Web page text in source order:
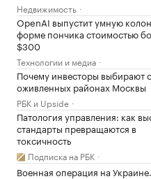
Недвижимость
OpenAI выпустит умную
форме пончика стоимостью
$300
Технологии и медиа
Почему инвесторы выбирают
оживленных районах Москвы
РБК и Upside
Патология управления: как
стандарты превращаются в
токсичность
Подписка на РБК
Военная операция на